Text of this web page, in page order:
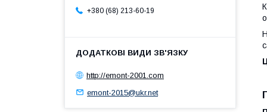
+380 (68) 213-60-19
http://emont-2001.com
emont-2015@ukr.net